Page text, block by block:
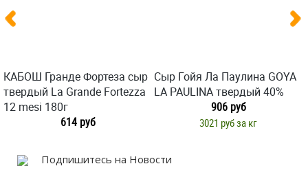
КАБОШ Гранде Фортеза сыр
твердый La Grande Fortezza
12 mesi 180г
614 руб
Сыр Гойя Ла Паулина GOYA
LA PAULINA твердый 40%
906 руб
3021 руб за кг
Подпишитесь на Новости